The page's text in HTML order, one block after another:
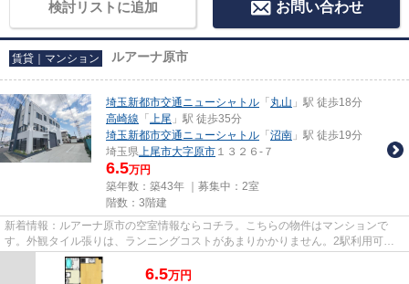
検討リストに追加 お問い合わせ
賃貸｜マンション ルアーナ原市
埼玉新都市交通ニューシャトル 「 丸山 」駅 徒歩18分
高崎線 「 上尾 」駅 徒歩35分
埼玉新都市交通ニューシャトル 「 沼南 」駅 徒歩19分
埼玉県上尾市大字原市 １３２６-７
6.5万円
築年数：築43年 ｜募集中： 2室
階数：3階建
新着情報：ルアーナ原市の空室情報ならコチラ。こちらの物件はマンションで
す。外観タイル張りは、ランニングコストがあまりかかりません。2駅利用可能
な利便性の高い物件です。当社ス...
6.5万円